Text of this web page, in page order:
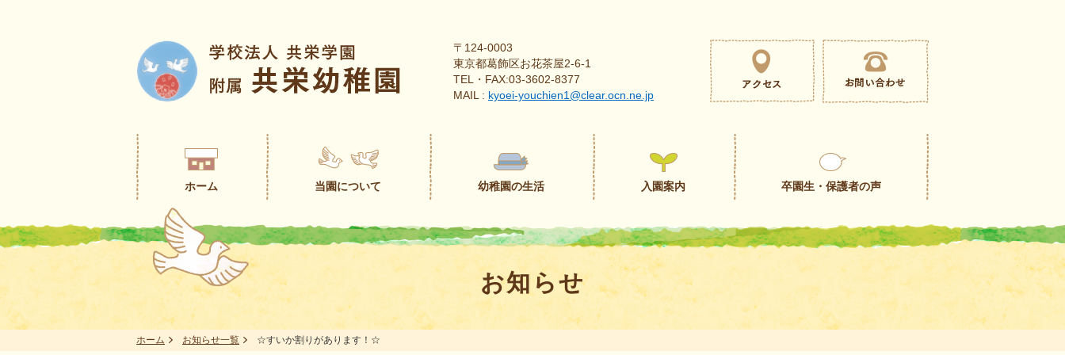
〒124-0003
東京都葛飾区お花茶屋2-6-1
TEL・FAX:03-3602-8377
MAIL : kyoei-youchien1@clear.ocn.ne.jp
ホーム 当園について 幼稚園の生活 入園案内 卒園生・保護者の声
お知らせ
ホーム お知らせ一覧 ☆すいか割りがあります！☆